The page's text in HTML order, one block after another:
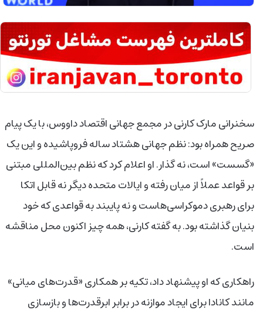
سخنرانی مارک کارنی در مجمع جهانی اقتصاد داووس، با یک پیام
صریح همراه بود: نظم جهانی هشتاد ساله فروپاشیده و این یک
«گسست» است، نه گذار. او اعلام کرد که نظم بین‌المللی مبتنی
بر قواعد عملاً از میان رفته و ایالات متحده دیگر نه قابل اتکا
برای رهبری دموکراسی‌هاست و نه پایبند به قواعدی که خود
بنیان گذاشته بود. به گفته کارنی، همه چیز اکنون محل مناقشه
است.
راهکاری که او پیشنهاد داد، تکیه بر همکاری «قدرت‌های میانی»
مانند کانادا برای ایجاد موازنه در برابر ابرقدرت‌ها و بازسازی